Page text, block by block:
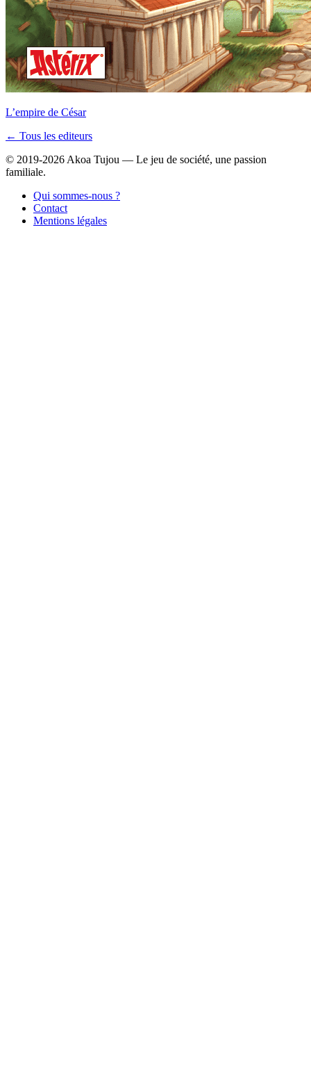
L’empire de César
← Tous les editeurs
© 2019-2026 Akoa Tujou — Le jeu de société, une passion
familiale.
Qui sommes-nous ?
Contact
Mentions légales